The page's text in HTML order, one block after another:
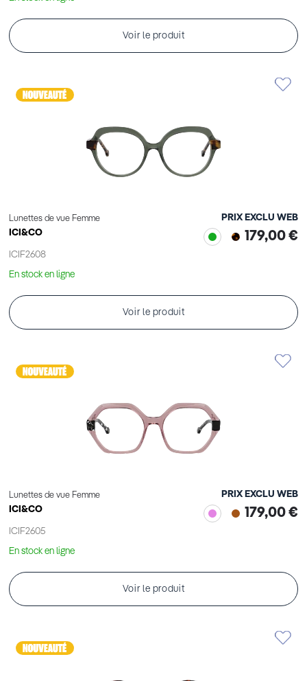
Voir le produit
Lunettes de vue Femme
ICI&CO
ICIF2608
PRIX EXCLU WEB
179,00 €
En stock en ligne
Voir le produit
Lunettes de vue Femme
ICI&CO
ICIF2605
PRIX EXCLU WEB
179,00 €
En stock en ligne
Voir le produit